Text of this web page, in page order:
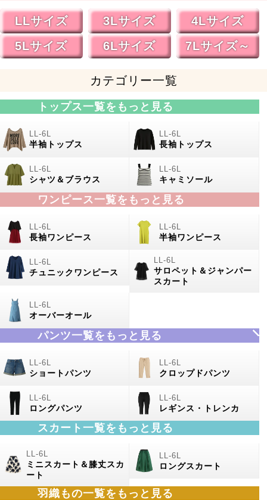
LLサイズ 3Lサイズ
4Lサイズ
5Lサイズ
6Lサイズ 7Lサイズ～
カテゴリー一覧
トップス一覧をもっと見る
半袖トップス 長袖トップス
シャツ＆ブラウス キャミソール
ワンピース一覧をもっと見る
長袖ワンピース 半袖ワンピース
チュニックワンピース
サロペット＆ジャンパー
スカート
オーバーオール
パンツ一覧をもっと見る
ショートパンツ クロップドパンツ
ロングパンツ レギンス・トレンカ
スカート一覧をもっと見る
ミニスカート＆膝丈スカ
ート
ロングスカート
羽織もの一覧をもっと見る